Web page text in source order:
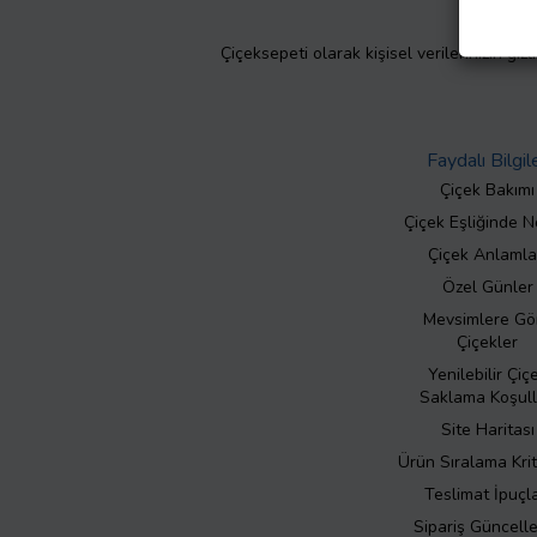
Çiçeksepeti olarak kişisel verilerinizin
Faydalı
Çiçek Bakımı
Çiçek Eşliğinde
Çiçek
Özel Günler
Mevsimlere
Çiçekler
Yenilebilir
Saklama
Site Haritası
Ürün Sıralama
Teslimat
Sipariş